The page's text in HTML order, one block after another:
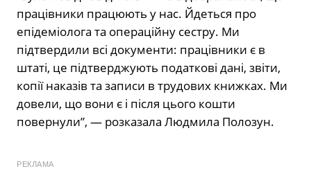
працівники працюють у нас. Йдеться про
епідеміолога та операційну сестру. Ми
підтвердили всі документи: працівники є в
штаті, це підтверджують податкові дані, звіти,
копії наказів та записи в трудових книжках. Ми
довели, що вони є і після цього кошти
повернули”, — розказала Людмила Полозун.
РЕКЛАМА